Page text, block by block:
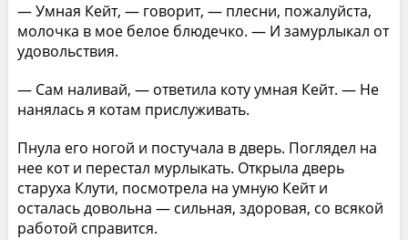
— Умная Кейт, — говорит, — плесни, пожалуйста,
молочка в мое белое блюдечко. — И замурлыкал от
удовольствия.
— Сам наливай, — ответила коту умная Кейт. — Не
нанялась я котам прислуживать.
Пнула его ногой и постучала в дверь. Поглядел на
нее кот и перестал мурлыкать. Открыла дверь
старуха Клути, посмотрела на умную Кейт и
осталась довольна — сильная, здоровая, со всякой
работой справится.